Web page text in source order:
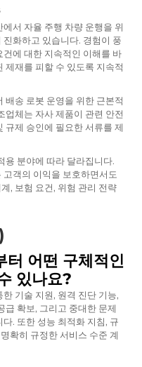
서 자율 주행 차량 운행을 위
화하고 있습니다. 경험이 풍
에 대한 지속적인 이해를 바
제재를 피할 수 있도록 지속적
배송 로봇 운영을 위한 근본적
업체는 자사 제품이 관련 안전
규제 승인에 필요한 서류를 제
용 분야에 따라 달라집니다.
객의 이익을 보호하면서도
, 보험 요건, 위험 관리 전략
터 어떤 구체적인
있나요?
기술 지원, 원격 진단 기능,
급 확보, 그리고 중대한 문제
. 또한 성능 최적화 지침, 규
확히 규정한 서비스 수준 계